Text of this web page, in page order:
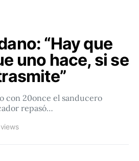
“Hay que
uno hace, si se
con 20once el sanducero
repasó…